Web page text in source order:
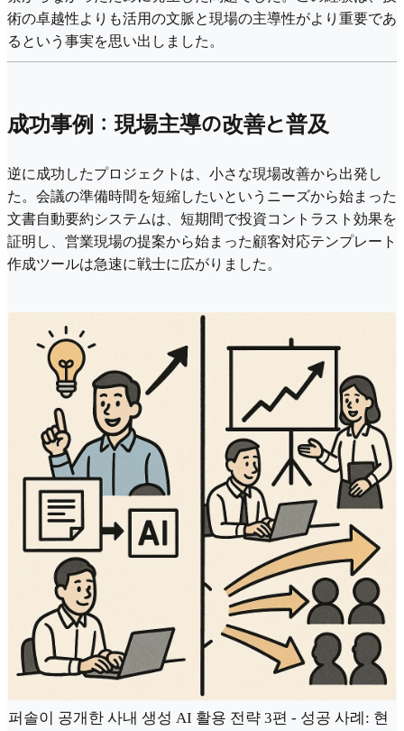
術の卓越性よりも活用の文脈と現場の主導性がより重要であ
るという事実を思い出しました。
成功事例：現場主導の改善と普及
逆に成功したプロジェクトは、小さな現場改善から出発し
た。会議の準備時間を短縮したいというニーズから始まった
文書自動要約システムは、短期間で投資コントラスト効果を
証明し、営業現場の提案から始まった顧客対応テンプレート
作成ツールは急速に戦士に広がりました。
퍼솔이 공개한 사내 생성 AI 활용 전략 3편 - 성공 사례: 현